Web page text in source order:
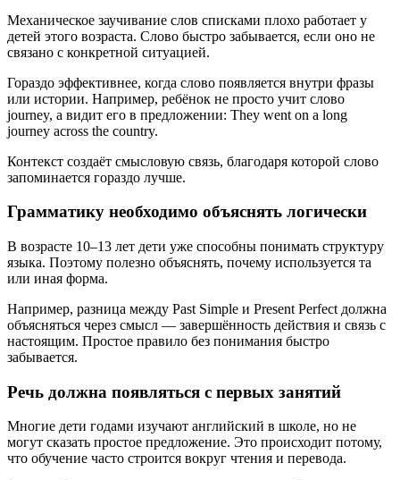
Механическое заучивание слов списками плохо работает у
детей этого возраста. Слово быстро забывается, если оно не
связано с конкретной ситуацией.
Гораздо эффективнее, когда слово появляется внутри фразы
или истории. Например, ребёнок не просто учит слово
journey, а видит его в предложении: They went on a long
journey across the country.
Контекст создаёт смысловую связь, благодаря которой слово
запоминается гораздо лучше.
Грамматику необходимо объяснять логически
В возрасте 10–13 лет дети уже способны понимать структуру
языка. Поэтому полезно объяснять, почему используется та
или иная форма.
Например, разница между Past Simple и Present Perfect должна
объясняться через смысл — завершённость действия и связь с
настоящим. Простое правило без понимания быстро
забывается.
Речь должна появляться с первых занятий
Многие дети годами изучают английский в школе, но не
могут сказать простое предложение. Это происходит потому,
что обучение часто строится вокруг чтения и перевода.